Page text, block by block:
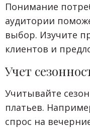
Понимание
аудитории
выбор. Изучите
клиентов и
Учет
Учитывайте
платьев.
спрос на